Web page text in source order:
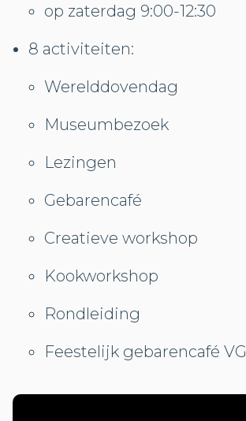
op zaterdag 9:00-12:30
8 activiteiten:
Werelddovendag
Museumbezoek
Lezingen
Gebarencafé
Creatieve workshop
Kookworkshop
Rondleiding
Feestelijk gebarencafé